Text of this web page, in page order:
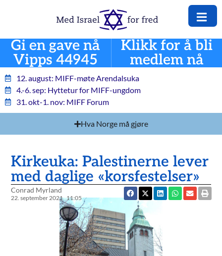
Gi en gave nå
Vipps 44945
Klikk for å bli
medlem nå
12. august: MIFF-møte Arendalsuka
4.-6. sep: Hyttetur for MIFF-ungdom
31. okt-1. nov: MIFF Forum
Hva Norge må gjøre
Kirkeuka: Palestinerne lever
med daglige «korsfestelser»
Conrad Myrland
22. september 2021 11:05